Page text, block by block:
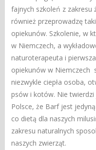
fajnych szkoleń z zakresu
również przeprowadzę
opiekunów. Szkolenie, w
w Niemczech, a
naturoterapeuta i
opiekunów w Niemczech
niezwykle ciepła osoba,
psów i kotów. Nie twierdzi
Polsce, że Barf jest
co dietą dla naszych
zakresu naturalnych
naszych zwierząt.